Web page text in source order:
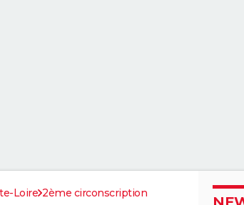
Loire 2ème circonscription